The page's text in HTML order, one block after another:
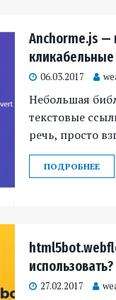
Anchorme.js —
06.03.2017
Небольшая
текстовые
речь, просто
ПОДРОБНЕЕ
27.02.2017